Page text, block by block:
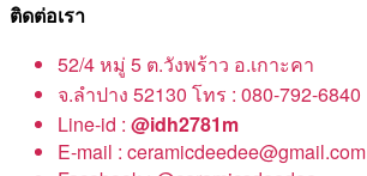
ติดต่อเรา
52/4 หมู่ 5 ต.วังพร้าว อ.เกาะคา
จ.ลำปาง 52130 โทร : 080-792-6840
Line-id : @idh2781m
E-mail : ceramicdeedee@gmail.com